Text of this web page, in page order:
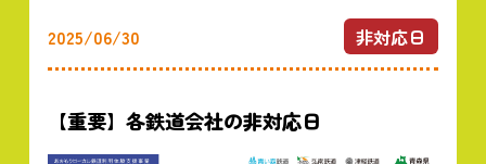
2025/06/30 非対応日
【重要】各鉄道会社の非対応日